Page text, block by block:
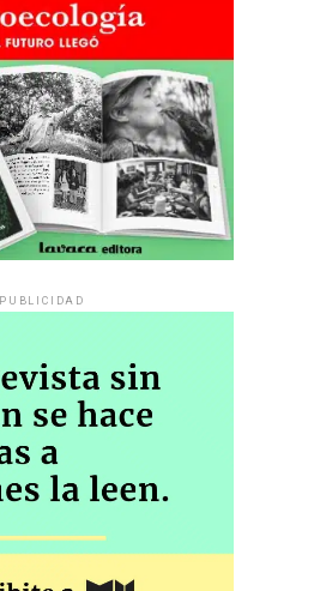
PUBLICIDAD